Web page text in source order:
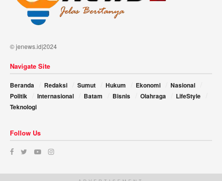
© jenews.id|2024
Navigate Site
Beranda Redaksi Sumut Hukum Ekonomi
Nasional
Politik
Internasional Batam Bisnis Olahraga
LifeStyle
Teknologi
Follow Us